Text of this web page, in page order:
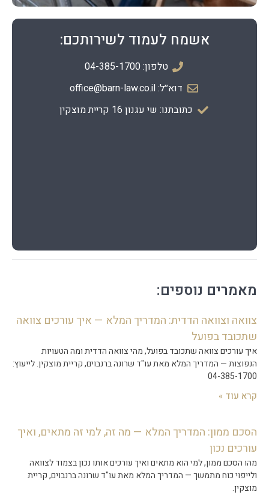
אשמח לעמוד לשירותכם:
טלפון: 04-385-1700
דוא׳׳ל: office@barn-law.co.il
כתובתנו: שי עגנון 16 קריית מוצקין
מאמרים נוספים:
צוואה וצוואה הדדית: המדריך המלא — איך עורכים צוואה
שתכובד בפועל
איך עורכים צוואה שתכובד בפועל, מהי צוואה הדדית ומה הטעויות
הנפוצות — המדריך המלא מאת עו"ד שרונה ברנבוים, קריית מוצקין. לייעוץ:
04-385-1700
קרא עוד »
הסכם ממון: המדריך המלא — מה זה, למי זה מתאים, ואיך
עורכים נכון
מהו הסכם ממון, למי הוא מתאים ואיך עורכים אותו נכון בצמוד לצוואה
ולייפוי כוח מתמשך — המדריך המלא מאת עו"ד שרונה ברנבוים, קריית
מוצקין.